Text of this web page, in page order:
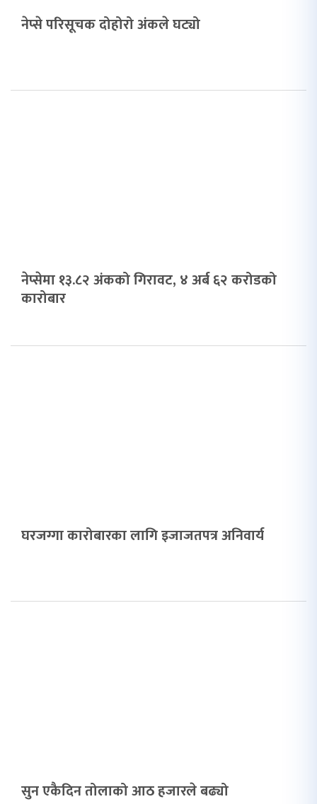
नेप्से परिसूचक दोहोरो अंकले घट्यो
नेप्सेमा १३.८२ अंकको गिरावट, ४ अर्ब ६२ करोडको
कारोबार
घरजग्गा कारोबारका लागि इजाजतपत्र अनिवार्य
सुन एकैदिन तोलाको आठ हजारले बढ्यो